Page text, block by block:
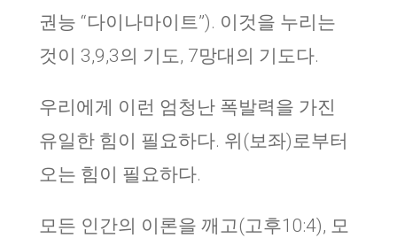
권능 “다이나마이트”). 이것을 누리는
것이 3,9,3의 기도, 7망대의 기도다.
우리에게 이런 엄청난 폭발력을 가진
유일한 힘이 필요하다. 위(보좌)로부터
오는 힘이 필요하다.
모든 인간의 이론을 깨고(고후10:4), 모